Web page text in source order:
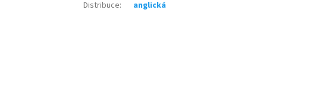
Distribuce: anglická